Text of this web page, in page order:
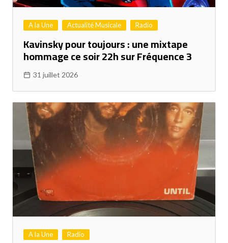
A la Une Actualité Musicale Radio
Kavinsky pour toujours : une mixtape
hommage ce soir 22h sur Fréquence 3
31 juillet 2026
A la Une Radio